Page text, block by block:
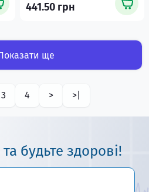
441.50 грн
ще
3 4 > >|
будьте здорові!